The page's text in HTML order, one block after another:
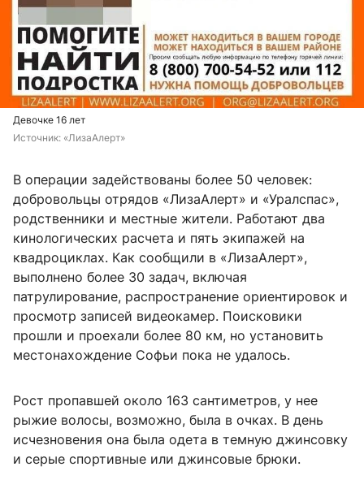
Девочке 16 лет
Источник: «ЛизаАлерт»
В операции задействованы более 50 человек:
добровольцы отрядов «ЛизаАлерт» и «Уралспас»,
родственники и местные жители. Работают два
кинологических расчета и пять экипажей на
квадроциклах. Как сообщили в «ЛизаАлерт»,
выполнено более 30 задач, включая
патрулирование, распространение ориентировок и
просмотр записей видеокамер. Поисковики
прошли и проехали более 80 км, но установить
местонахождение Софьи пока не удалось.
Рост пропавшей около 163 сантиметров, у нее
рыжие волосы, возможно, была в очках. В день
исчезновения она была одета в темную джинсовку
и серые спортивные или джинсовые брюки.